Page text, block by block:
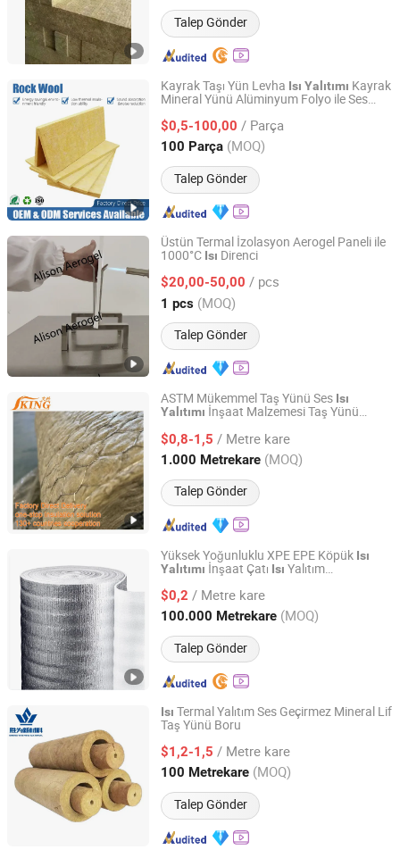
Talep Gönder
Kayrak Taşı Yün Levha Isı Yalıtımı Kayrak
Mineral Yünü Alüminyum Folyo ile Ses
$0,5-100,00 / Parça
100 Parça (MOQ)
Talep Gönder
Guangdong Zhongjia Energy Saving Technology Co., Ltd
Guangdong, China Fiyat 2025
Üstün Termal İzolasyon Aerogel Paneli ile
1000°C Isı Direnci
$20,00-50,00 / pcs
1 pcs (MOQ)
Talep Gönder
Guangdong Alison Technology Co., Ltd.
Guangdong, China Fiyat 2026
ASTM Mükemmel Taş Yünü Ses Isı
Yalıtımı İnşaat Malzemesi Taş Yünü
$0,8-1,5 / Metre kare
1.000 Metrekare (MOQ)
Talep Gönder
Tianjin Iking Gerui Tech Co., Ltd.
Tianjin, China Fiyat 2015
Yüksek Yoğunluklu XPE EPE Köpük Isı
Yalıtımı İnşaat Çatı Isı Yalıtım
$0,2 / Metre kare
100.000 Metrekare (MOQ)
Talep Gönder
Nantong Yara Technology Co., Ltd
Jiangsu, China Fiyat 2024
Isı Termal Yalıtım Ses Geçirmez Mineral Lif
Taş Yünü Boru
$1,2-1,5 / Metre kare
100 Metrekare (MOQ)
Talep Gönder
Hebei Shengwei New Material Group Co., Ltd
Hebei, China Fiyat 2025